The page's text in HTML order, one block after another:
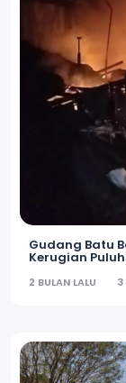
Gudang Batu
Kerugian
2 BULAN LALU 3